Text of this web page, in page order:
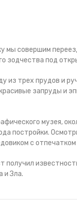
мы совершим
зодчества под
из трех прудов и
запруды и
музея,
постройки.
с
получил
и Зла.